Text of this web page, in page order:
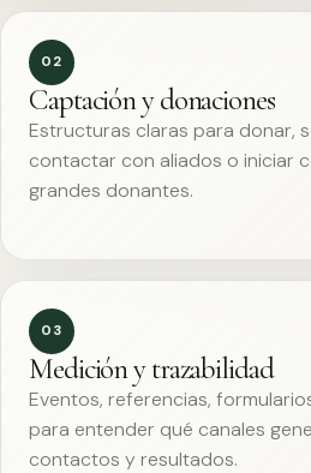
02
Captación y donaciones
Estructuras claras para donar,
contactar con aliados o iniciar
grandes donantes.
03
Medición y trazabilidad
Eventos, referencias,
para entender qué canales
contactos y resultados.